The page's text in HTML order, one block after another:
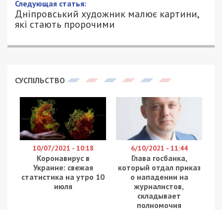
23/10/2022 - 12:00
ПЕТРО ЩУКІН - СПЕЦИАЛЬНО ДЛЯ
49000.COM.UA
1474
Багато жителів Дніпра через свій вік навіть не
вигляд мало наше місто у 1960-70-ті роки
дніпровський дослідник Артем Костюк.
1979 року на набережній ще існував знаменитий
район «Каміння». Нині його вже нема на тому
місці. Там була переважно одноповерхова
забудова, приватний сектор.